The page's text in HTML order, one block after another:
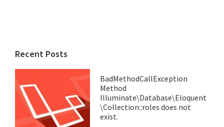
Recent Posts
BadMethodCallException
Method
Illuminate\Database\Eloquent
\Collection::roles does not
exist.